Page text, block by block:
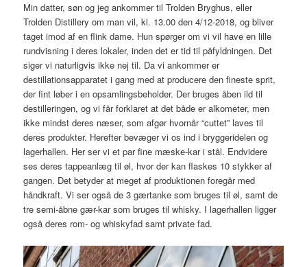
Min datter, søn og jeg ankommer til Trolden Bryghus, eller
Trolden Distillery om man vil, kl. 13.00 den 4/12-2018, og bliver
taget imod af en flink dame. Hun spørger om vi vil have en lille
rundvisning i deres lokaler, inden det er tid til påfyldningen. Det
siger vi naturligvis ikke nej til. Da vi ankommer er
destillationsapparatet i gang med at producere den fineste sprit,
der fint løber i en opsamlingsbeholder. Der bruges åben ild til
destilleringen, og vi får forklaret at det både er alkometer, men
ikke mindst deres næser, som afgør hvornår “cuttet” laves til
deres produkter. Herefter bevæger vi os ind i bryggeridelen og
lagerhallen. Her ser vi et par fine mæske-kar i stål. Endvidere
ses deres tappeanlæg til øl, hvor der kan flaskes 10 stykker af
gangen. Det betyder at meget af produktionen foregår med
håndkraft. Vi ser også de 3 gærtanke som bruges til øl, samt de
tre semi-åbne gær-kar som bruges til whisky. I lagerhallen ligger
også deres rom- og whiskyfad samt private fad.